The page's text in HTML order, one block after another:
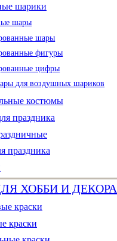
шарики
шары
шары
фигуры
цифры
для воздушных шариков
костюмы
праздника
праздника
ХОББИ И ДЕКОРА
краски
краски